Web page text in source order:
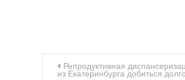
Навигация
Репродуктивная
из Екатеринбурга добиться